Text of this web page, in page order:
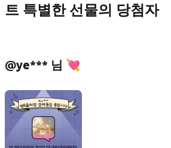
트 특별한 선물의 당첨자
@ye*** 님 💘